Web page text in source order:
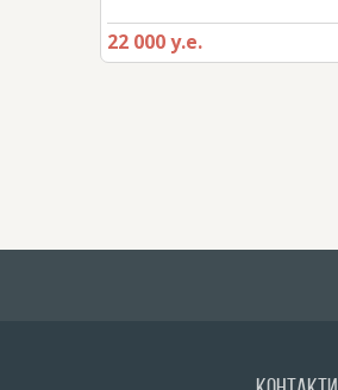
22 000 у.е.